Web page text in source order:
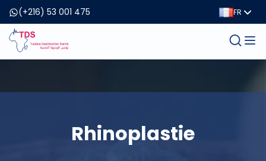
(+216) 53 001 475 FR
Rhinoplastie